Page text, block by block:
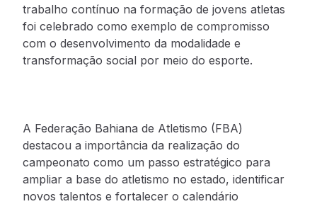
trabalho contínuo na formação de jovens atletas
foi celebrado como exemplo de compromisso
com o desenvolvimento da modalidade e
transformação social por meio do esporte.
A Federação Bahiana de Atletismo (FBA)
destacou a importância da realização do
campeonato como um passo estratégico para
ampliar a base do atletismo no estado, identificar
novos talentos e fortalecer o calendário